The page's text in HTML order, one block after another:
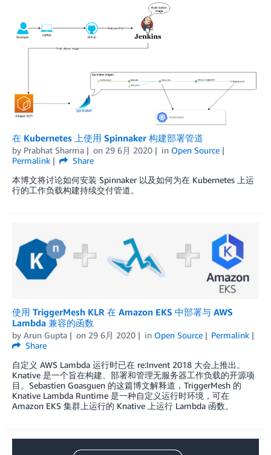
在 Kubernetes 上使用 Spinnaker 构建部署管道
by Prabhat Sharma on 29 6月 2020 in Open Source
Permalink
Share
本博文将讨论如何安装 Spinnaker 以及如何为在 Kubernetes 上运
行的工作负载构建持续交付管道。
使用 TriggerMesh KLR 在 Amazon EKS 中部署与 AWS
Lambda 兼容的函数
by Arun Gupta on 29 6月 2020 in Open Source
Permalink
Share
自定义 AWS Lambda 运行时已在 re:Invent 2018 大会上推出。
Knative 是一个旨在构建、部署和管理无服务器工作负载的开源项
目。Sebastien Goasguen 的这篇博文解释道，TriggerMesh 的
Knative Lambda Runtime 是一种自定义运行时环境，可在
Amazon EKS 集群上运行的 Knative 上运行 Lambda 函数。